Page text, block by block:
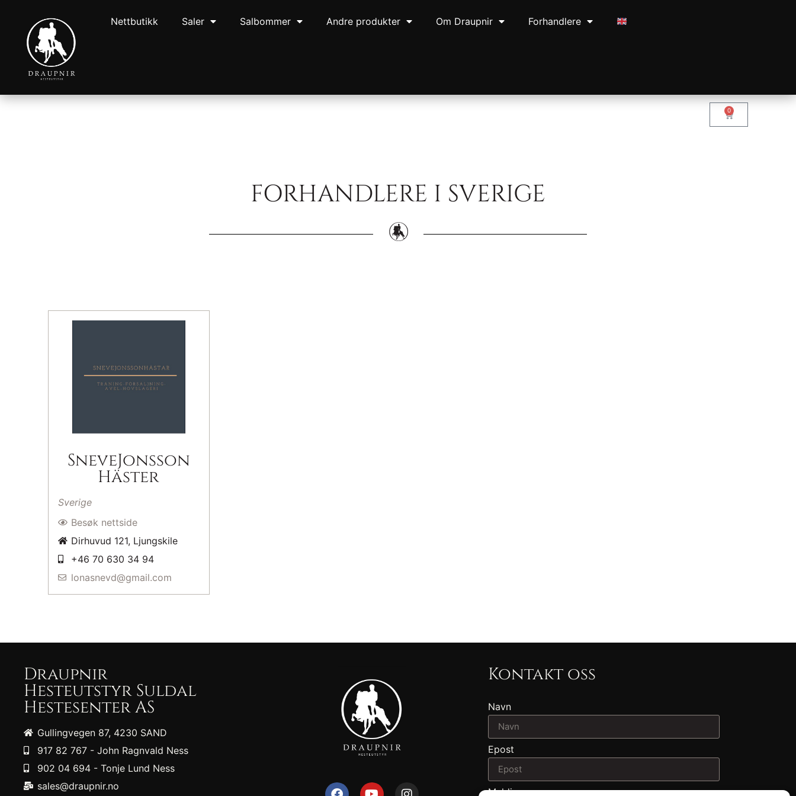
Nettbutikk Saler Salbommer Andre produkter Om Draupnir Forhandlere
0
FORHANDLERE I SVERIGE
SneveJonsson
Häster
Sverige
Besøk nettside
Dirhuvud 121, Ljungskile
+46 70 630 34 94
lonasnevd@gmail.com
Draupnir
Hesteutstyr Suldal
Hestesenter AS
Gullingvegen 87, 4230 SAND
917 82 767 - John Ragnvald Ness
902 04 694 - Tonje Lund Ness
sales@draupnir.no
Kontakt oss
Navn
Epost
Melding